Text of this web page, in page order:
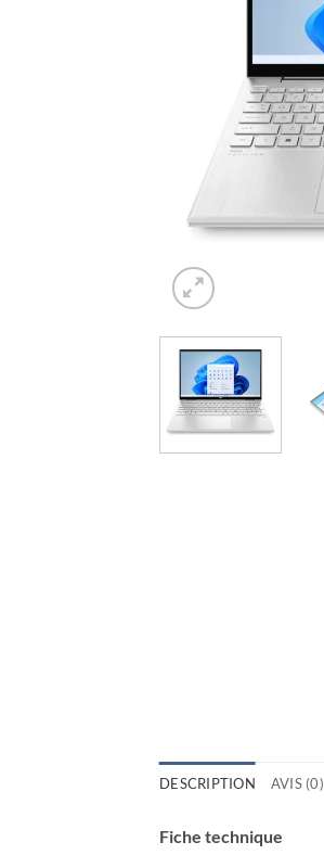
DESCRIPTION AVIS (0)
Fiche technique